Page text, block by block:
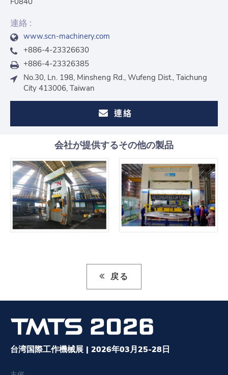
連絡 :
www.scn-machinery.com
+886-4-23326630
+886-4-23326385
No.30, Ln. 198, Minsheng Rd., Wufeng Dist., Taichung
City 413006, Taiwan
連絡
会社が提供するその他の製品
戻る
台湾国際工作機械展 | 2026年03月25-28日